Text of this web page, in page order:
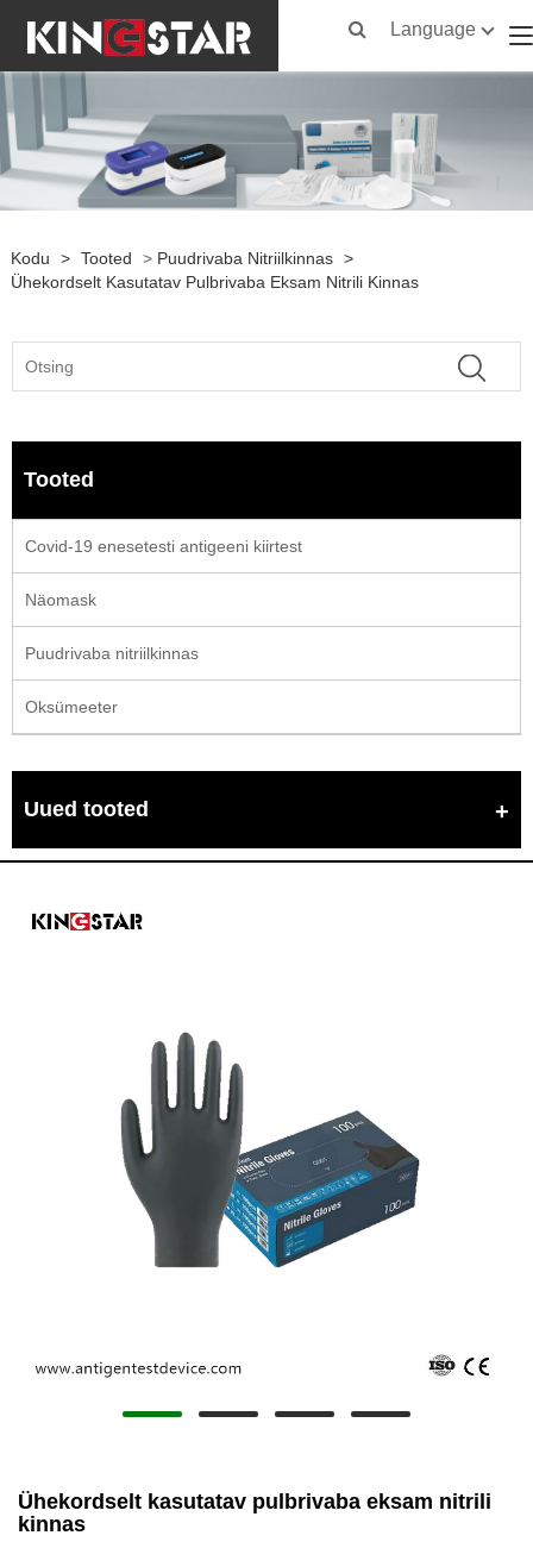
Language
Kodu > Tooted > Puudrivaba Nitriilkinnas >
Ühekordselt Kasutatav Pulbrivaba Eksam Nitrili Kinnas
Tooted
Covid-19 enesetesti antigeeni kiirtest
Näomask
Puudrivaba nitriilkinnas
Oksümeeter
Uued tooted
Ühekordselt kasutatav pulbrivaba eksam nitrili
kinnas